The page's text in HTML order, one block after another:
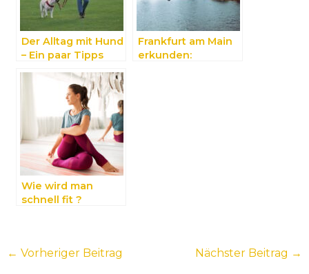
Der Alltag mit Hund
– Ein paar Tipps
Frankfurt am Main
erkunden:
Wie wird man
schnell fit ?
← Vorheriger Beitrag Nächster Beitrag →